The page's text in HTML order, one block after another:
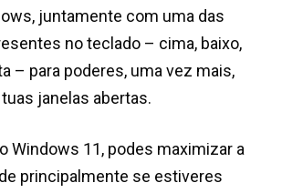
juntamente com uma das
no teclado – cima, baixo,
– para poderes, uma vez mais,
janelas abertas.
Windows 11, podes maximizar a
principalmente se estiveres